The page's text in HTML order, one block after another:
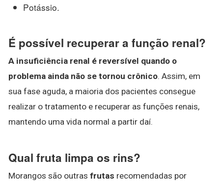
Potássio.
É possível recuperar a função renal?
A insuficiência renal é reversível quando o
problema ainda não se tornou crônico. Assim, em
sua fase aguda, a maioria dos pacientes consegue
realizar o tratamento e recuperar as funções renais,
mantendo uma vida normal a partir daí.
Qual fruta limpa os rins?
Morangos são outras frutas recomendadas por